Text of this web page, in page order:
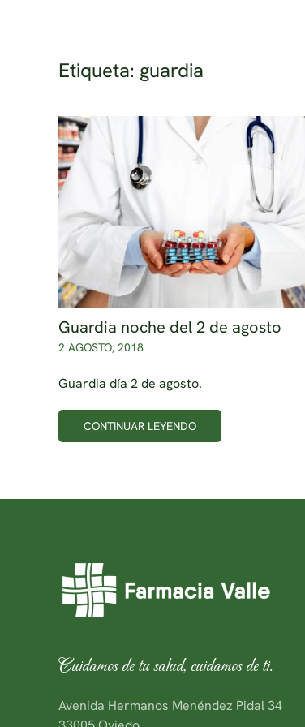
Etiqueta: guardia
Guardia noche del 2 de agosto
2 AGOSTO, 2018
Guardia día 2 de agosto.
CONTINUAR LEYENDO
Cuidamos de tu salud, cuidamos de ti.
Avenida Hermanos Menéndez Pidal 34